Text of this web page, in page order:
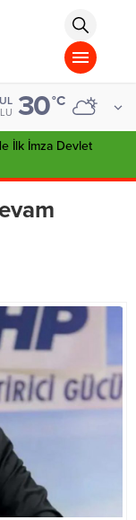
30°C
İlk İmza Devlet